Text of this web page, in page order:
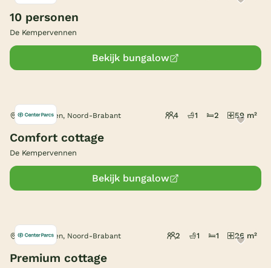
10 personen
De Kempervennen
Bekijk bungalow
Westerhoven, Noord-Brabant 4 1 2 59 m²
Comfort cottage
De Kempervennen
Bekijk bungalow
Westerhoven, Noord-Brabant 2 1 1 26 m²
Premium cottage